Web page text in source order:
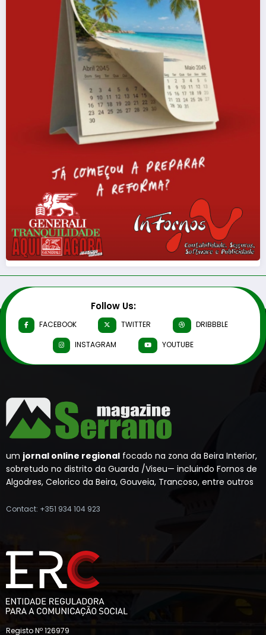
Follow Us:
FACEBOOK TWITTER
DRIBBBLE
INSTAGRAM
YOUTUBE
um jornal online regional focado na zona da Beira Interior,
sobretudo no distrito da Guarda /Viseu— incluindo Fornos de
Algodres, Celorico da Beira, Gouveia, Trancoso, entre outros
Contact: +351 934 104 923
Registo Nº 126979